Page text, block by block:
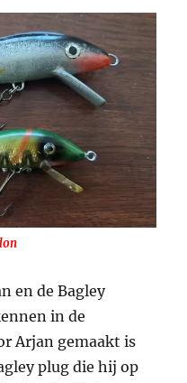
en de Bagley
in de
Arjan gemaakt is
plug die hij op